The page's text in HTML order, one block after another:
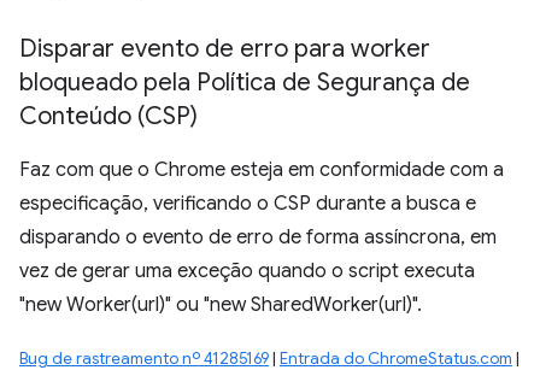
Disparar evento de erro para worker
bloqueado pela Política de Segurança de
Conteúdo (CSP)
Faz com que o Chrome esteja em conformidade com a
especificação, verificando o CSP durante a busca e
disparando o evento de erro de forma assíncrona, em
vez de gerar uma exceção quando o script executa
"new Worker(url)" ou "new SharedWorker(url)".
Bug de rastreamento nº 41285169| Entrada do ChromeStatus.com |